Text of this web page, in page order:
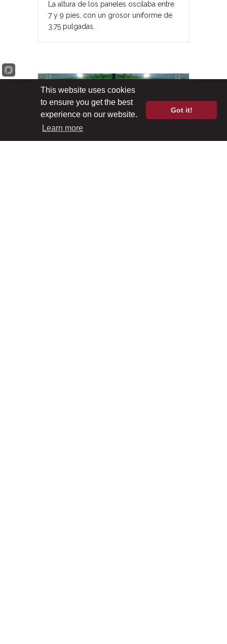
La altura de los paneles oscilaba entre
7 y 9 pies, con un grosor uniforme de
3,75 pulgadas.
This website uses cookies
to ensure you get the best
experience on our website.
Learn more
Got it!